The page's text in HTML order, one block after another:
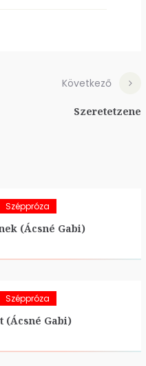
Következő
Szeretetzene
Széppróza
(Ácsné Gabi)
Széppróza
(Ácsné Gabi)